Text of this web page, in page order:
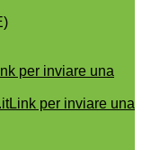
per inviare una
Link per inviare una